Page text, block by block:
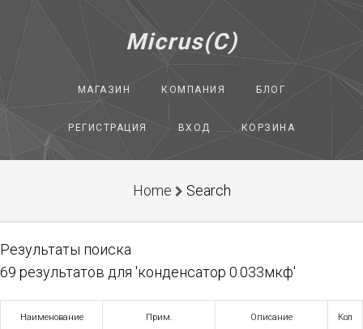
Micrus(C)
МАГАЗИН КОМПАНИЯ БЛОГ
РЕГИСТРАЦИЯ ВХОД КОРЗИНА
Home Search
Результаты поиска
69 результатов для 'конденсатор 0.033мкф'
Наименование Прим. Описание Кол